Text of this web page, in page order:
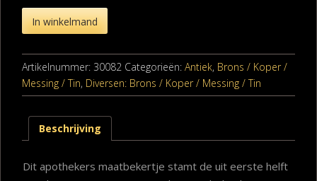
In winkelmand
Artikelnummer: 30082 Categorieën: Antiek, Brons / Koper /
Messing / Tin, Diversen: Brons / Koper / Messing / Tin
Beschrijving
Dit apothekers maatbekertje stamt de uit eerste helft